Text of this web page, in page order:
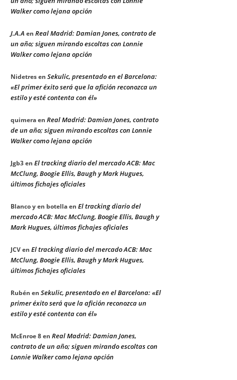
Walker como lejana opción
J.A.A en Real Madrid: Damian Jones, contrato de
un año; siguen mirando escoltas con Lonnie
Walker como lejana opción
Nidetresen Sekulic, presentado en el Barcelona:
«El primer éxito será que la afición reconozca un
estilo y esté contenta con él»
quimeraen Real Madrid: Damian Jones, contrato
de un año; siguen mirando escoltas con Lonnie
Walker como lejana opción
Jgb3en El tracking diario del mercado ACB: Mac
McClung, Boogie Ellis, Baugh y Mark Hugues,
últimos fichajes oficiales
Blanco y en botellaen El tracking diario del
mercado ACB: Mac McClung, Boogie Ellis, Baugh y
Mark Hugues, últimos fichajes oficiales
JCVen El tracking diario del mercado ACB: Mac
McClung, Boogie Ellis, Baugh y Mark Hugues,
últimos fichajes oficiales
Rubén en Sekulic, presentado en el Barcelona: «El
primer éxito será que la afición reconozca un
estilo y esté contenta con él»
McEnroe 8en Real Madrid: Damian Jones,
contrato de un año; siguen mirando escoltas con
Lonnie Walker como lejana opción